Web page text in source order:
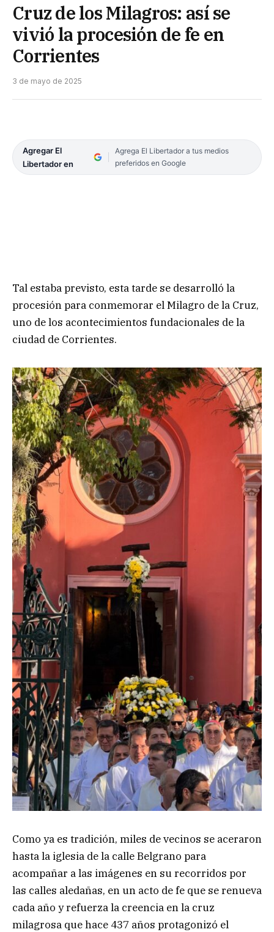
Cruz de los Milagros: así se
vivió la procesión de fe en
Corrientes
3 de mayo de 2025
Agregar El
Libertador en
Agrega El Libertador a tus medios
preferidos en Google
Tal estaba previsto, esta tarde se desarrolló la
procesión para conmemorar el Milagro de la Cruz,
uno de los acontecimientos fundacionales de la
ciudad de Corrientes.
Como ya es tradición, miles de vecinos se aceraron
hasta la iglesia de la calle Belgrano para
acompañar a las imágenes en su recorridos por
las calles aledañas, en un acto de fe que se renueva
cada año y refuerza la creencia en la cruz
milagrosa que hace 437 años protagonizó el